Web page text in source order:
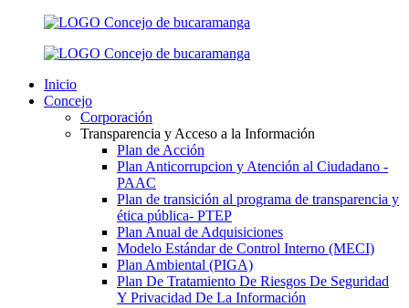
Inicio
Concejo
Corporación
Transparencia y Acceso a la Información
Plan de Acción
Plan Anticorrupcion y Atención al Ciudadano -
PAAC
Plan de transición al programa de transparencia y
ética pública- РТЕР
Plan Anual de Adquisiciones
Modelo Estándar de Control Interno (MECI)
Plan Ambiental (PIGA)
Plan De Tratamiento De Riesgos De Seguridad
Y Privacidad De La Información